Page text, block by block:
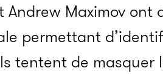
Maximov ont
permettant
tentent de masquer